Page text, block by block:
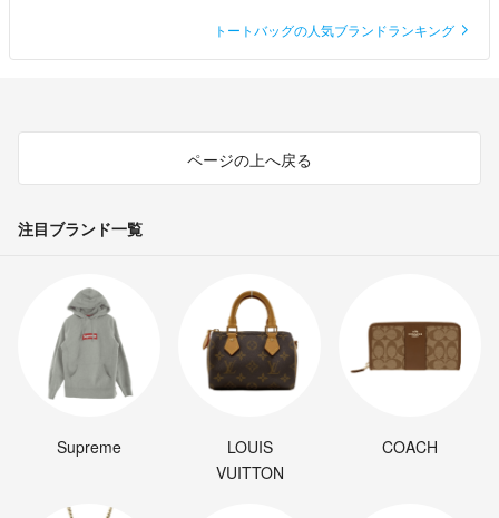
トートバッグの人気ブランドランキング
ページの上へ戻る
注目ブランド一覧
Supreme
LOUIS
VUITTON
COACH